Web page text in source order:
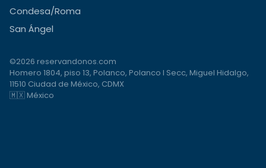
Condesa/Roma
San Ángel
©2026 reservandonos.com
Homero 1804, piso 13, Polanco, Polanco I Secc, Miguel Hidalgo,
11510 Ciudad de México, CDMX
🇲🇽 México